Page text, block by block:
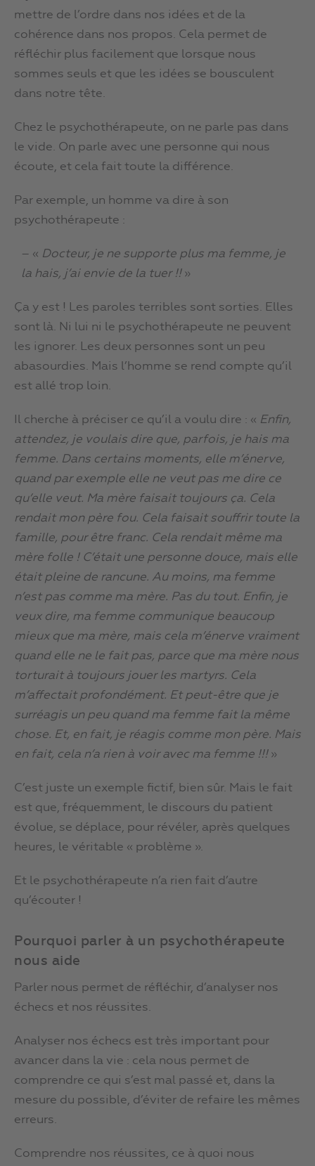
mettre de l’ordre dans nos idées et de la
cohérence dans nos propos. Cela permet de
réfléchir plus facilement que lorsque nous
sommes seuls et que les idées se bousculent
dans notre tête.
Chez le psychothérapeute, on ne parle pas dans
le vide. On parle avec une personne qui nous
écoute, et cela fait toute la différence.
Par exemple, un homme va dire à son
psychothérapeute :
– « Docteur, je ne supporte plus ma femme, je
la hais, j’ai envie de la tuer !! »
Ça y est ! Les paroles terribles sont sorties. Elles
sont là. Ni lui ni le psychothérapeute ne peuvent
les ignorer. Les deux personnes sont un peu
abasourdies. Mais l’homme se rend compte qu’il
est allé trop loin.
Il cherche à préciser ce qu’il a voulu dire : « Enfin,
attendez, je voulais dire que, parfois, je hais ma
femme. Dans certains moments, elle m’énerve,
quand par exemple elle ne veut pas me dire ce
qu’elle veut. Ma mère faisait toujours ça. Cela
rendait mon père fou. Cela faisait souffrir toute la
famille, pour être franc. Cela rendait même ma
mère folle ! C’était une personne douce, mais elle
était pleine de rancune. Au moins, ma femme
n’est pas comme ma mère. Pas du tout. Enfin, je
veux dire, ma femme communique beaucoup
mieux que ma mère, mais cela m’énerve vraiment
quand elle ne le fait pas, parce que ma mère nous
torturait à toujours jouer les martyrs. Cela
m’affectait profondément. Et peut-être que je
surréagis un peu quand ma femme fait la même
chose. Et, en fait, je réagis comme mon père. Mais
en fait, cela n’a rien à voir avec ma femme !!! »
C’est juste un exemple fictif, bien sûr. Mais le fait
est que, fréquemment, le discours du patient
évolue, se déplace, pour révéler, après quelques
heures, le véritable « problème ».
Et le psychothérapeute n’a rien fait d’autre
qu’écouter !
Pourquoi parler à un psychothérapeute
nous aide
Parler nous permet de réfléchir, d’analyser nos
échecs et nos réussites.
Analyser nos échecs est très important pour
avancer dans la vie : cela nous permet de
comprendre ce qui s’est mal passé et, dans la
mesure du possible, d’éviter de refaire les mêmes
erreurs.
Comprendre nos réussites, ce à quoi nous